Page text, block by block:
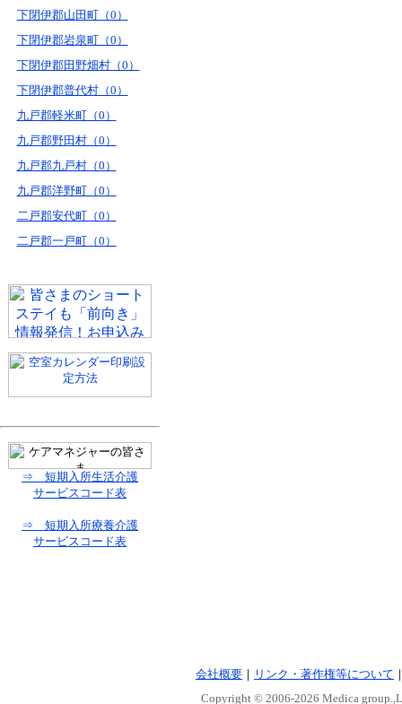
下閉伊郡山田町（0）
下閉伊郡岩泉町（0）
下閉伊郡田野畑村（0）
下閉伊郡普代村（0）
九戸郡軽米町（0）
九戸郡野田村（0）
九戸郡九戸村（0）
九戸郡洋野町（0）
二戸郡安代町（0）
二戸郡一戸町（0）
⇒ 短期入所生活介護
サービスコード表
⇒ 短期入所療養介護
サービスコード表
会社概要 ｜ リンク・著作権等について
Copyright © 2006-2026 Medica